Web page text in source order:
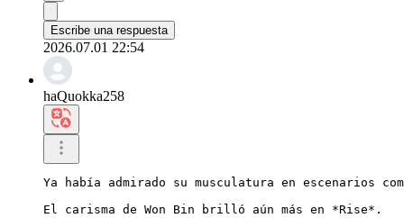
Escribe una respuesta
2026.07.01 22:54
haQuokka258
Ya había admirado su musculatura en escenarios
El carisma de Won Bin brilló aún más en *Rise*.